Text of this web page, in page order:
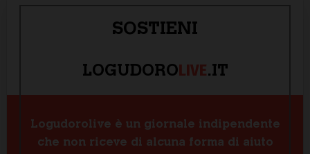
SOSTIENI
LOGUDOROLIVE.IT
Logudorolive è un giornale indipendente
che non riceve di alcuna forma di aiuto